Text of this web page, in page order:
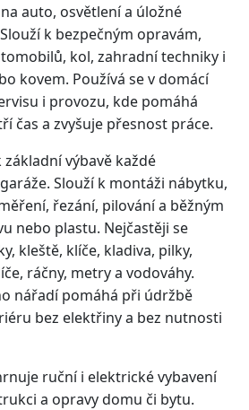
auto, osvětlení a úložné
k bezpečným opravám,
kol, zahradní techniky i
kovem. Používá se v domácí
i provozu, kde pomáhá
čas a zvyšuje přesnost práce.
výbavě každé
Slouží k montáži nábytku,
řezání, pilování a běžným
nebo plastu. Nejčastěji se
kleště, klíče, kladiva, pilky,
ráčny, metry a vodováhy.
nářadí pomáhá při údržbě
bez elektřiny a bez nutnosti
ruční i elektrické vybavení
a opravy domu či bytu.